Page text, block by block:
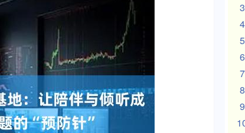
3
4
5
6
7
8
9